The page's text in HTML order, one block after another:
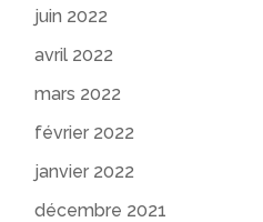
juin 2022
avril 2022
mars 2022
février 2022
janvier 2022
décembre 2021